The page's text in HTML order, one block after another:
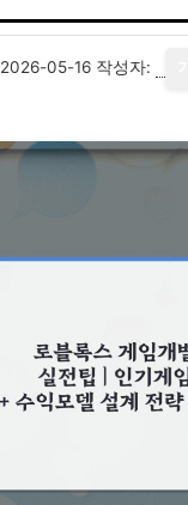
2026-05-16 작성자: